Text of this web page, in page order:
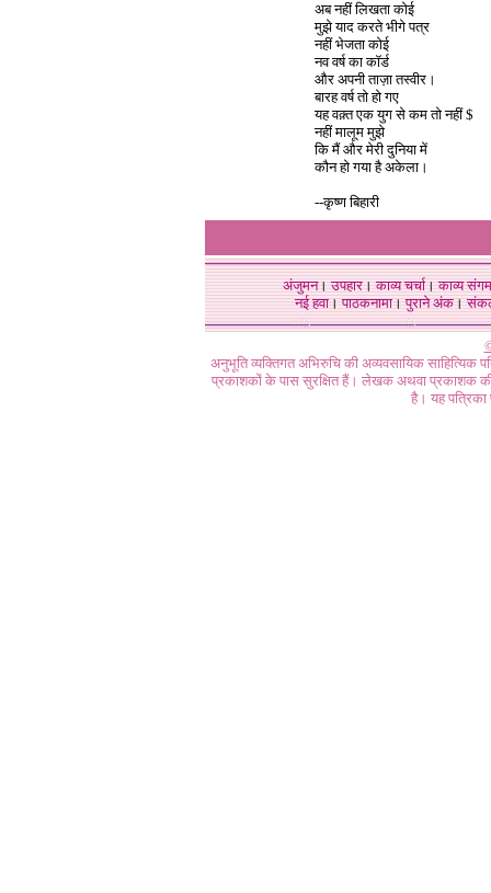
अब नहीं लिखता कोई
मुझे याद करते भीगे पत्र
नहीं भेजता कोई
नव वर्ष का कॉर्ड
और अपनी ताज़ा तस्वीर।
बारह वर्ष तो हो गए
यह वक़्त एक युग से कम तो नहीं $
नहीं मालूम मुझे
कि मैं और मेरी दुनिया में
कौन हो गया है अकेला।
--कृष्ण बिहारी
अंजुमन।उपहार।काव्य चर्चा।काव्य संगम
नई हवा। पाठकनामा। पुराने अंक।
अनुभूति व्यक्तिगत अभिरुचि की अव्यवसायिक
प्रकाशकों के पास सुरक्षित हैं। लेखक अथवा प्रकाशक की
है। यह पत्रिका